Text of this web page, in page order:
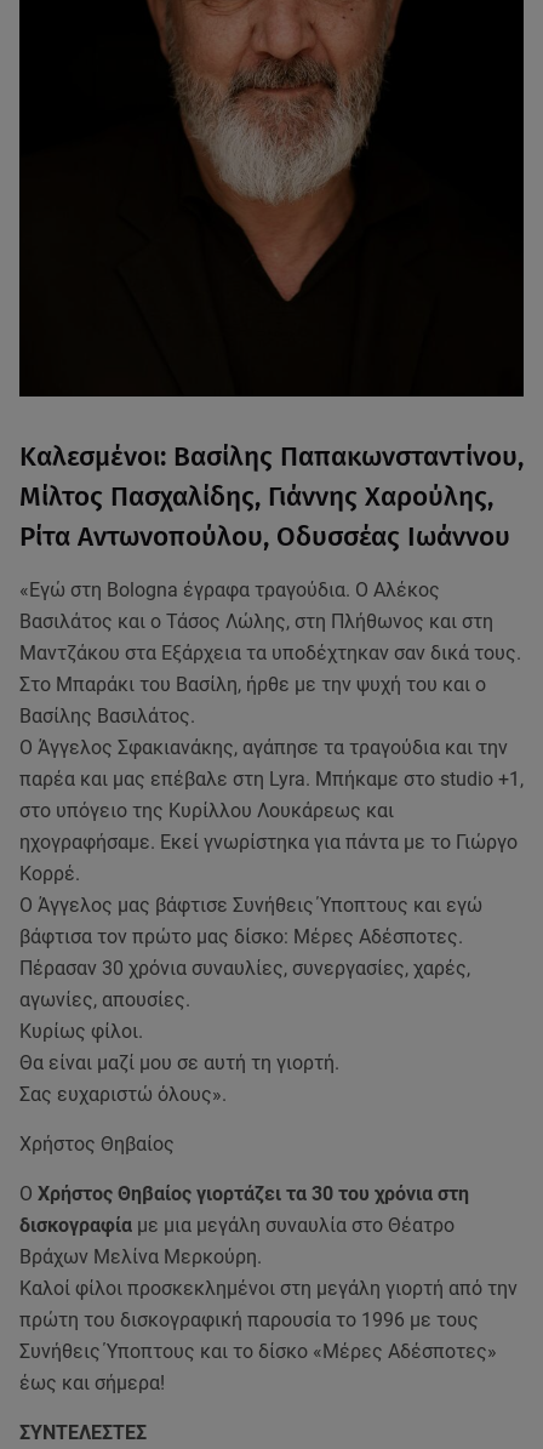
Καλεσμένοι: Βασίλης Παπακωνσταντίνου,
Μίλτος Πασχαλίδης, Γιάννης Χαρούλης,
Ρίτα Αντωνοπούλου, Οδυσσέας Ιωάννου
«Εγώ στη Bologna έγραφα τραγούδια. Ο Αλέκος
Βασιλάτος και ο Τάσος Λώλης, στη Πλήθωνος και στη
Μαντζάκου στα Εξάρχεια τα υποδέχτηκαν σαν δικά τους.
Στο Μπαράκι του Βασίλη, ήρθε με την ψυχή του και ο
Βασίλης Βασιλάτος.
Ο Άγγελος Σφακιανάκης, αγάπησε τα τραγούδια και την
παρέα και μας επέβαλε στη Lyra. Μπήκαμε στο studio +1,
στο υπόγειο της Κυρίλλου Λουκάρεως και
ηχογραφήσαμε. Εκεί γνωρίστηκα για πάντα με το Γιώργο
Κορρέ.
Ο Άγγελος μας βάφτισε Συνήθεις Ύποπτους και εγώ
βάφτισα τον πρώτο μας δίσκο: Μέρες Αδέσποτες.
Πέρασαν 30 χρόνια συναυλίες, συνεργασίες, χαρές,
αγωνίες, απουσίες.
Κυρίως φίλοι.
Θα είναι μαζί μου σε αυτή τη γιορτή.
Σας ευχαριστώ όλους».
Χρήστος Θηβαίος
Ο Χρήστος Θηβαίος γιορτάζει τα 30 του χρόνια στη
δισκογραφία με μια μεγάλη συναυλία στο Θέατρο
Βράχων Μελίνα Μερκούρη.
Καλοί φίλοι προσκεκλημένοι στη μεγάλη γιορτή από την
πρώτη του δισκογραφική παρουσία το 1996 με τους
Συνήθεις Ύποπτους και το δίσκο «Μέρες Αδέσποτες»
έως και σήμερα!
ΣΥΝΤΕΛΕΣΤΕΣ